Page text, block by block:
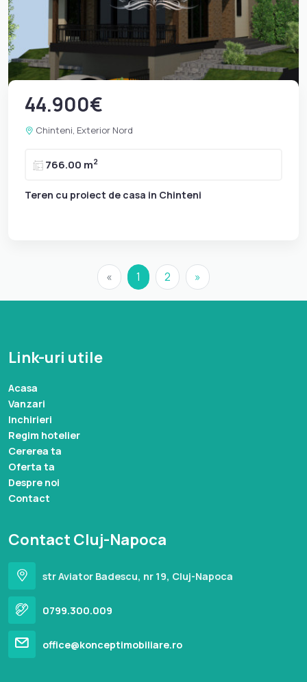
44.900€
Chinteni, Exterior Nord
766.00 m2
Teren cu proiect de casa in Chinteni
« 1 2 »
Link-uri utile
Acasa
Vanzari
Inchirieri
Regim hotelier
Cererea ta
Oferta ta
Despre noi
Contact
Contact Cluj-Napoca
str Aviator Badescu, nr 19, Cluj-Napoca
0799.300.009
office@konceptimobiliare.ro